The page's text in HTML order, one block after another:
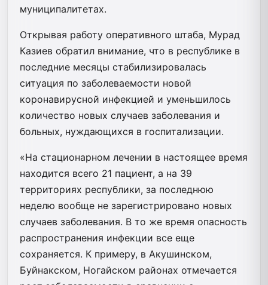
муниципалитетах.
Открывая работу оперативного штаба, Мурад
Казиев обратил внимание, что в республике в
последние месяцы стабилизировалась
ситуация по заболеваемости новой
коронавирусной инфекцией и уменьшилось
количество новых случаев заболевания и
больных, нуждающихся в госпитализации.
«На стационарном лечении в настоящее время
находится всего 21 пациент, а на 39
территориях республики, за последнюю
неделю вообще не зарегистрировано новых
случаев заболевания. В то же время опасность
распространения инфекции все еще
сохраняется. К примеру, в Акушинском,
Буйнакском, Ногайском районах отмечается